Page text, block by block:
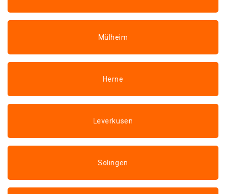
Mülheim
Herne
Leverkusen
Solingen